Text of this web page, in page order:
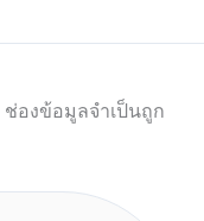
ช่องข้อมูลจำเป็นถูก